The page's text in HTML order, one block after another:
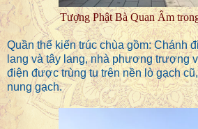
Tượng Phật Bà Quan Âm
Quần thể kiến trúc chùa gồm: Chánh
lang và tây lang, nhà phương trượng
điện được trùng tu trên nền lò gạch
nung gạch.